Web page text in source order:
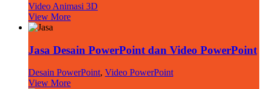
Video Animasi 3D
View More
Jasa Desain PowerPoint dan Video PowerPoint
Desain PowerPoint, Video PowerPoint
View More